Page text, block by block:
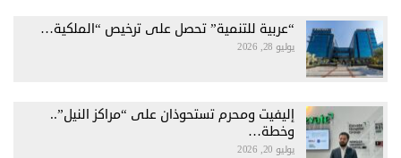
“عربية للتنمية” تحصل على ترخيص “الملكية…
يوليو 28, 2026
إليفيت ومحرم تستحوذان على “مراكز النيل”..
وخطة…
يوليو 20, 2026